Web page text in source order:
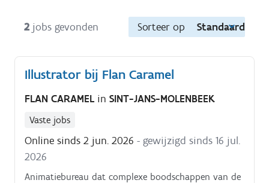
2 jobs gevonden Sorteer op Standaard
Illustrator bij Flan Caramel
FLAN CARAMEL in SINT-JANS-MOLENBEEK
Vaste jobs
Online sinds 2 jun. 2026 - gewijzigd sinds 16 jul.
2026
Animatiebureau dat complexe boodschappen van de